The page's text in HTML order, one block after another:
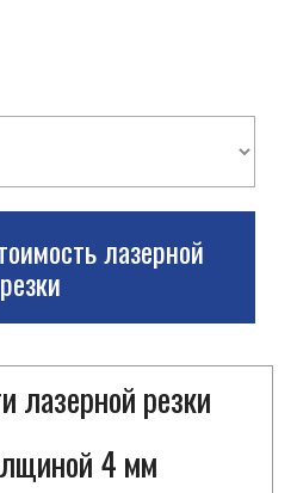
лазерной
резки
лазерной резки
4 мм